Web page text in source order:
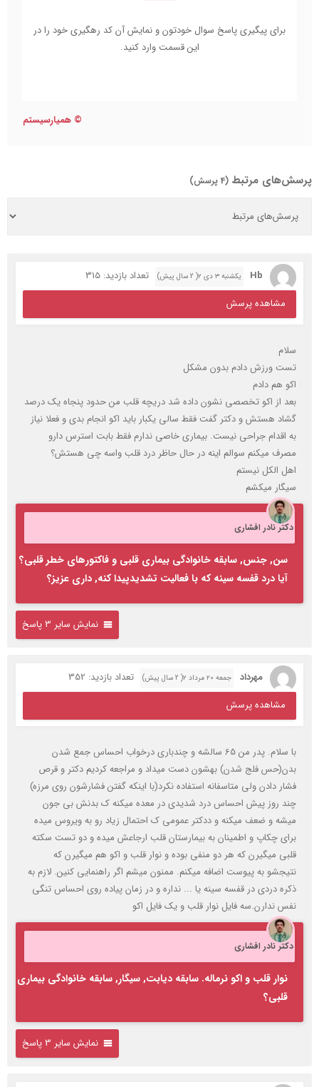
برای پیگیری پاسخ سوال خودتون و نمایش آن کد رهگیری خود را در
این قسمت وارد کنید.
© همیارسیستم
پرسش‌های مرتبط (4 پرسش)
Hb یکشنبه ۳ دی ۲( 2 سال پیش)
تعداد بازدید: 315
مشاهده پرسش
سلام
تست ورزش دادم بدون مشکل
اکو هم دادم
بعد از اکو تخصصی نشون داده شد دریچه قلب من حدود پنجاه یک درصد
گشاد هستش و دکتر گفت فقط سالی یکبار باید اکو انجام بدی و فعلا نیاز
به اقدام جراحی نیست. بیماری خاصی ندارم فقط بابت استرس دارو
مصرف میکنم سوالم اینه در حال حاظر درد قلب واسه چی هستش؟
اهل الکل نیستم
سیگار میکشم
دکتر نادر افشاری
سن, جنس, سابقه خانوادگی بیماری قلبی و فاکتورهای خطر قلبی؟
آیا درد قفسه سینه که با فعالیت تشدیدپیدا کنه, داری عزیز؟
نمایش سایر 3 پاسخ
مهرداد جمعه ۲۰ مرداد ۲( 2 سال پیش)
تعداد بازدید: 352
مشاهده پرسش
با سلام. پدر من 65 سالشه و چندباری درخواب احساس جمع شدن
بدن(حس فلج شدن) بهشون دست میداد و مراجعه کردیم دکتر و قرص
فشار دادن ولی متاسفانه استفاده نکرد(با اینکه گفتن فشارشون روی مرزه)
چند روز پیش احساس درد شدیدی در معده میکنه ک بدنش بی جون
میشه و ضعف میکنه و ددکتر عمومی ک احتمال زیاد رو به ویروس میده
برای چکاپ و اطمینان به بیمارستان قلب ارجاعش میده و دو تست سکته
قلبی میگیرن که هر دو منفی بوده و نوار قلب و اکو هم میگیرن که
نتیجشو به پیوست اضافه میکنم. ممنون میشم اگر راهنمایی کنین. لازم به
ذکره دردی در قفسه سینه یا ... نداره و در زمان پیاده روی احساس تنگی
نفس ندارن.سه فایل نوار قلب و یک فایل اکو
دکتر نادر افشاری
نوار قلب و اکو نرماله. سابقه دیابت, سیگار, سابقه خانوادگی بیماری
قلبی؟
نمایش سایر 3 پاسخ